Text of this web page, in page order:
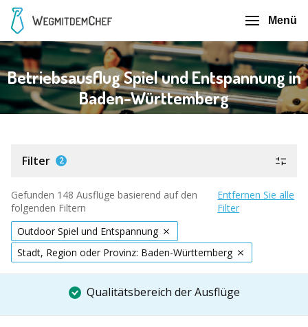
Menü
Betriebsausflug Spiel und Entspannung in
Baden-Württemberg
Filter 2
Gefunden 148 Ausflüge basierend auf den
folgenden Filtern
Entfernen Sie alle
Filter
Outdoor Spiel und Entspannung
Stadt, Region oder Provinz: Baden-Württemberg
Qualitätsbereich der Ausflüge